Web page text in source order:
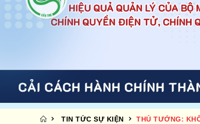
TIN TỨC SỰ KIỆN THỦ TƯỚNG: